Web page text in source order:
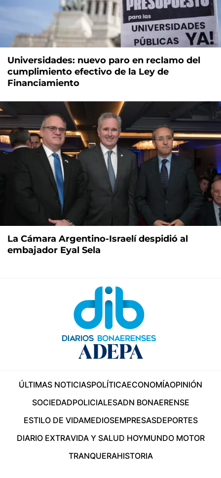
Universidades: nuevo paro en reclamo del
cumplimiento efectivo de la Ley de
Financiamiento
La Cámara Argentino-Israelí despidió al
embajador Eyal Sela
ÚLTIMAS NOTICIASPOLÍTICAECONOMÍAOPINIÓN
SOCIEDADPOLICIALESADN BONAERENSE
ESTILO DE VIDAMEDIOSEMPRESASDEPORTES
DIARIO EXTRAVIDA Y SALUD HOYMUNDO MOTOR
TRANQUERAHISTORIA